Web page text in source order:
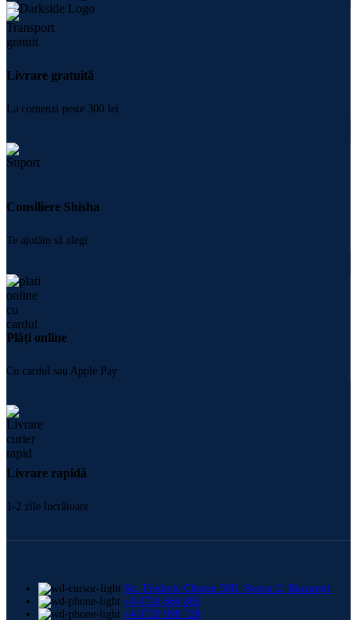
Livrare gratuită
La comenzi peste 300 lei
Consiliere Shisha
Te ajutăm să alegi
Plăți online
Cu cardul sau Apple Pay
Livrare rapidă
1-2 zile lucrătoare
Str. Frederic Chopin 30B, Sector 2, București
+4 0724 664 885
+4 0729 998 728